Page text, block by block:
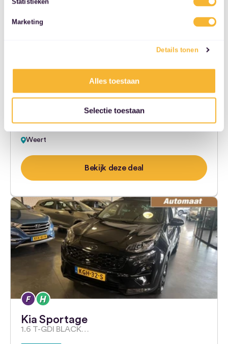
Statistieken
Marketing
Details tonen
Alles toestaan
Selectie toestaan
€ 355,-
95.400 km
165 kW (224 pk)
Hybride
€ 20.899,-
Automaat
Weert
Bekijk deze deal
Kia Sportage
1.6 T-GDI BLACK…